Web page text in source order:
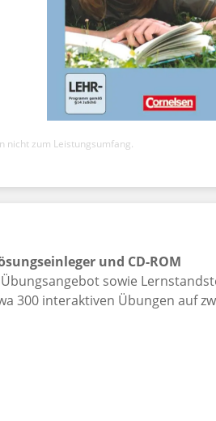
nicht zum Leistungsumfang.
und CD-ROM
sowie
300 interaktiven Übungen auf